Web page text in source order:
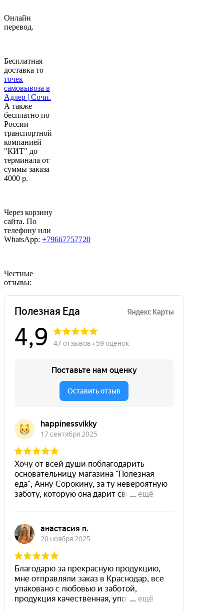
Онлайн
перевод.
Бесплатная
доставка то
точек
самовывоза в
Адлер | Сочи.
А также
бесплатно по
России
транспортной
компанией
"КИТ" до
терминала от
суммы заказа
4000 р.
Через корзину
сайта. По
телефону или
WhatsApp: +79667757720
Честные
отзывы: